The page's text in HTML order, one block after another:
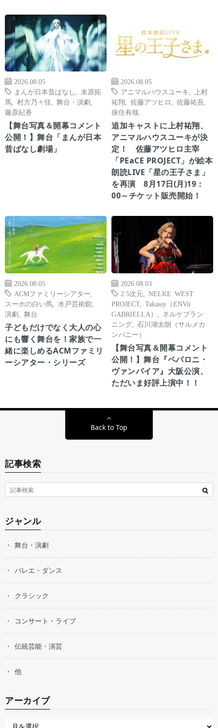
2026.08.05
まんが日本昔ばなし
末原拓
馬
村方乃々佳 舞台・演劇
藤原紀香
【舞台写真＆開幕コメント
公開！】舞台「まんが日本
昔ばなし劇場」
2026.08.05
アニマルハウスユーキ
上村
祐翔
佐藤アツヒロ 佐藤祐吾
保住有哉
追加キャストに上村祐翔、
アニマルハウスユーキが決
定！ 佐藤アツヒロ主宰
「PEaCE PROJECT」が絵本
朗読LIVE「星の王子さま」
を再演 8月17日(月)19：
00～チケット販売開始！
2026.08.05
ACMファミリーシアター
スーホの白い馬
水戸芸術館
演劇
舞台
子どもだけでなく大人の心
にも響く舞台を！家族で一
緒に楽しめるACMファミリ
ーシアター・シリーズ
2026.08.03
2.5次元
NELKE WEST
PROJECT, Takassy（ENVii
GABRIELLA）
ネルケプラン
ニング
石川湖太朗（サルメカ
ンパニー）
【舞台写真＆開幕コメント
公開！】舞台『ペパロニ・
ヴァンパイア』大阪公演、
ただいま好評上演中！！
Back to Top
記事検索
ジャンル
舞台・演劇
バレエ・ダンス
クラシック
コンサート・ライブ
伝統芸能・演芸
他
アーカイブ